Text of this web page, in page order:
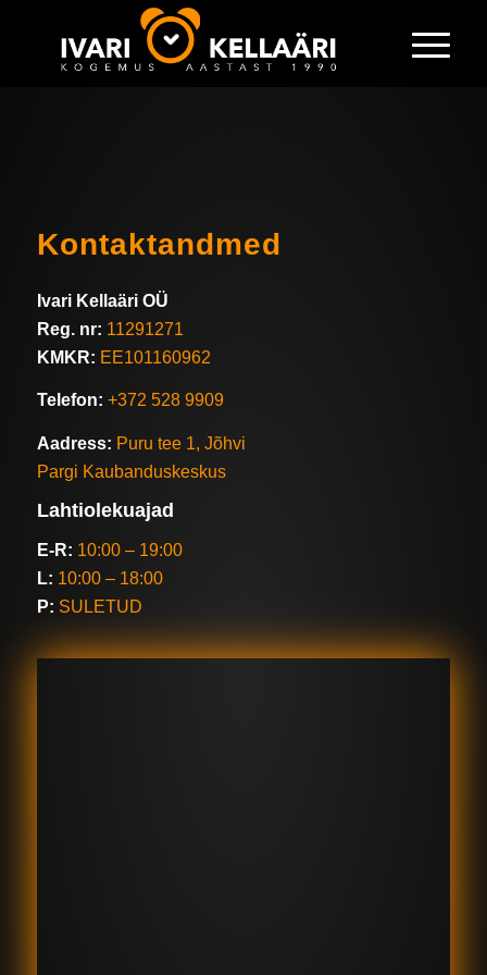
Kontaktandmed
Ivari Kellaäri OÜ
Reg. nr: 11291271
KMKR: EE101160962
Telefon: +372 528 9909
Aadress: Puru tee 1, Jõhvi
Pargi Kaubanduskeskus
Lahtiolekuajad
E-R: 10:00 – 19:00
L: 10:00 – 18:00
P: SULETUD